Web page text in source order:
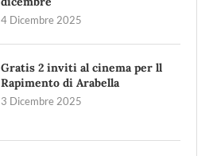
4 Dicembre 2025
Gratis 2 inviti al cinema per ll
Rapimento di Arabella
3 Dicembre 2025